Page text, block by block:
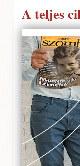
A teljes